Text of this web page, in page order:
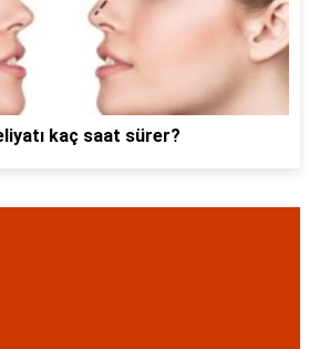
kaç saat sürer?